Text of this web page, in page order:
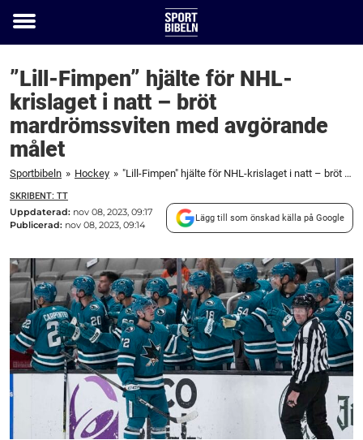
Toggle
”Lill-Fimpen” hjälte för NHL-
krislaget i natt – bröt
mardrömssviten med avgörande
målet
Sportbibeln » Hockey » "Lill-Fimpen" hjälte för NHL-krislaget i natt – bröt mardrömssviten med avgörande målet
SKRIBENT: TT
Uppdaterad: nov 08, 2023, 09:17
Publicerad: nov 08, 2023, 09:14
Lägg till som önskad källa på Google